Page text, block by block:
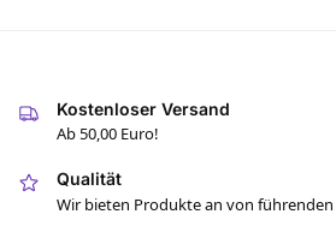
Kostenloser Versand
Ab 50,00 Euro!
Qualität
Wir bieten Produkte an von